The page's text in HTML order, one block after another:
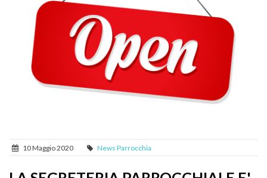
10 Maggio 2020 News Parrocchia